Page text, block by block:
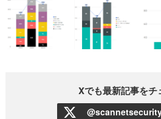
Xでも最新記事をチ